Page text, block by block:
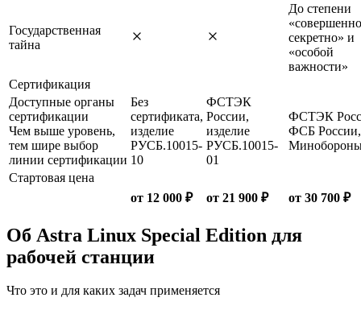
Государственная
тайна
До степени
«совершенно
секретно» и
«особой
важности»
Сертификация
Доступные органы
сертификации
Чем выше уровень,
тем шире выбор
линии сертификации
Без
сертификата,
изделие
РУСБ.10015-
10
ФСТЭК
России,
изделие
РУСБ.10015-
01
ФСТЭК
ФСБ России,
Стартовая цена
от 12 000 ₽
от 21 900 ₽ от 30 700 ₽
Об Astra Linux Special Edition для
рабочей станции
Что это и для каких задач применяется